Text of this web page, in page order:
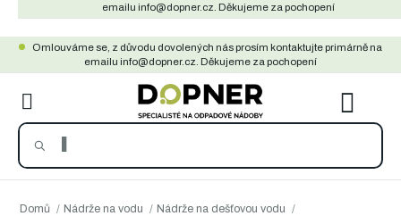
obsah
emailu info@dopner.cz. Děkujeme za pochopení
Omlouváme se, z důvodu dovolených nás prosím kontaktujte primárně na
emailu info@dopner.cz. Děkujeme za pochopení
KOŠÍK
Domů / Nádrže na vodu / Nádrže na dešťovou vodu /